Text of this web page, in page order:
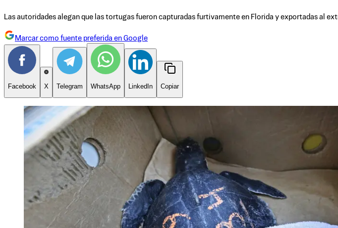
Las autoridades alegan que las tortugas fueron capturadas furtivamente en Florida y exportadas al
Marcar como fuente preferida en Google
Facebook X Telegram WhatsApp LinkedIn Copiar